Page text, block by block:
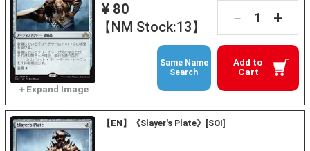
¥ 80
【NM Stock:13】
－ +
Add to
Cart
Same Name
Search
【EN】《Slayer's Plate》[SOI]